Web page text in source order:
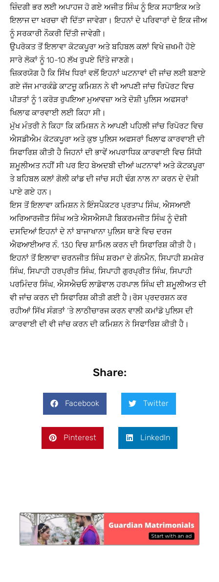
ਜ਼ਿੰਦਗੀ ਭਰ ਲਈ ਅਪਾਹਜ ਹੋ ਗਏ ਅਜੀਤ ਸਿੰਘ ਨੂੰ ਇਕ ਸਹਾਇਕ ਅਤੇ
ਇਲਾਜ ਦਾ ਖਰਚਾ ਵੀ ਦਿੱਤਾ ਜਾਵੇਗਾ। ਇਹਨਾਂ ਦੇ ਪਰਿਵਾਰਾਂ ਦੇ ਇਕ ਜੀਅ
ਨੂੰ ਸਰਕਾਰੀ ਨੌਕਰੀ ਦਿੱਤੀ ਜਾਵੇਗੀ।
ਉਪਰੋਕਤ ਤੋਂ ਇਲਾਵਾ ਕੋਟਕਪੂਰਾ ਅਤੇ ਬਹਿਬਲ ਕਲਾਂ ਵਿਖੇ ਜ਼ਖਮੀ ਹੋਏ
ਸਾਰੇ ਲੋਕਾਂ ਨੂੰ 10-10 ਲੱਖ ਰੁਪਏ ਦਿੱਤੇ ਜਾਣਗੇ।
ਜ਼ਿਕਰਯੋਗ ਹੈ ਕਿ ਸਿੱਖ ਧਿਰਾਂ ਵਲੋਂ ਇਹਨਾਂ ਘਟਨਾਵਾਂ ਦੀ ਜਾਂਚ ਲਈ ਬਣਾਏ
ਗਏ ਜੱਜ ਮਾਰਕੰਡੇ ਕਾਟਜੂ ਕਮਿਸ਼ਨ ਨੇ ਵੀ ਆਪਣੀ ਜਾਂਚ ਰਿਪੋਰਟ ਵਿਚ
ਪੀੜਤਾਂ ਨੂੰ 1 ਕਰੋੜ ਰੁਪਇਆ ਮੁਆਵਜ਼ਾ ਅਤੇ ਦੋਸ਼ੀ ਪੁਲਿਸ ਅਫਸਰਾਂ
ਖਿਲਾਫ ਕਾਰਵਾਈ ਲਈ ਕਿਹਾ ਸੀ।
ਮੁੱਖ ਮੰਤਰੀ ਨੇ ਕਿਹਾ ਕਿ ਕਮਿਸ਼ਨ ਨੇ ਆਪਣੀ ਪਹਿਲੀ ਜਾਂਚ ਰਿਪੋਰਟ ਵਿਚ
ਐਸਡੀਐਮ ਕੋਟਕਪੂਰਾ ਅਤੇ ਕੁਝ ਪੁਲਿਸ ਅਫਸਰਾਂ ਖਿਲਾਫ ਕਾਰਵਾਈ ਦੀ
ਸਿਫਾਰਿਸ਼ ਕੀਤੀ ਹੈ ਜਿਹਨਾਂ ਦੀ ਭਾਵੇਂ ਅਪਰਾਧਿਕ ਕਾਰਵਾਈ ਵਿਚ ਸਿੱਧੀ
ਸ਼ਮੂਲੀਅਤ ਨਹੀਂ ਸੀ ਪਰ ਇਹ ਬੇਅਦਬੀ ਦੀਆਂ ਘਟਨਾਵਾਂ ਅਤੇ ਕੋਟਕਪੂਰਾ
ਤੇ ਬਹਿਬਲ ਕਲਾਂ ਗੋਲੀ ਕਾਂਡ ਦੀ ਜਾਂਚ ਸਹੀ ਢੰਗ ਨਾਲ ਨਾ ਕਰਨ ਦੇ ਦੋਸ਼ੀ
ਪਾਏ ਗਏ ਹਨ।
ਇਸ ਤੋਂ ਇਲਾਵਾ ਕਮਿਸ਼ਨ ਨੇ ਇੰਸਪੈਕਟਰ ਪ੍ਰਤਾਪ ਸਿੰਘ, ਐਸਆਈ
ਅਰਿਆਰਜੀਤ ਸਿੰਘ ਅਤੇ ਐਸਐਸਪੀ ਬਿਕਰਮਜੀਤ ਸਿੰਘ ਨੂੰ ਦੋਸ਼ੀ
ਦਸਦਿਆਂ ਇਹਨਾਂ ਦੇ ਨਾਂ ਬਾਜਾਖਾਨਾ ਪੁਲਿਸ ਥਾਣੇ ਵਿਚ ਦਰਜ
ਐਫਆਈਆਰ ਨੰ. 130 ਵਿਚ ਸ਼ਾਮਿਲ ਕਰਨ ਦੀ ਸਿਫਾਰਿਸ਼ ਕੀਤੀ ਹੈ।
ਇਹਨਾਂ ਤੋਂ ਇਲਾਵਾ ਚਰਨਜੀਤ ਸਿੰਘ ਸ਼ਰਮਾ ਦੇ ਗੰਨਮੈਨ, ਸਿਪਾਹੀ ਸ਼ਮਸ਼ੇਰ
ਸਿੰਘ, ਸਿਪਾਹੀ ਹਰਪ੍ਰੀਤ ਸਿੰਘ, ਸਿਪਾਹੀ ਗੁਰਪ੍ਰੀਤ ਸਿੰਘ, ਸਿਪਾਹੀ
ਪਰਮਿੰਦਰ ਸਿੰਘ, ਐਸਐਚਓ ਲਾਡੋਵਾਲ ਹਰਪਾਲ ਸਿੰਘ ਦੀ ਸ਼ਮੂਲੀਅਤ ਦੀ
ਵੀ ਜਾਂਚ ਕਰਨ ਦੀ ਸਿਫਾਰਿਸ਼ ਕੀਤੀ ਗਈ ਹੈ।ਰੋਸ ਪ੍ਰਦਰਸ਼ਨ ਕਰ
ਰਹੀਆਂ ਸਿੱਖ ਸੰਗਤਾਂ ‘ਤੇ ਲਾਠੀਚਾਰਜ ਕਰਨ ਵਾਲੀ ਕਮਾਂਡੋ ਪੁਲਿਸ ਦੀ
ਕਾਰਵਾਈ ਦੀ ਵੀ ਜਾਂਚ ਕਰਨ ਦੀ ਕਮਿਸ਼ਨ ਨੇ ਸਿਫਾਰਿਸ਼ ਕੀਤੀ ਹੈ।
Share:
Facebook Twitter
Pinterest LinkedIn